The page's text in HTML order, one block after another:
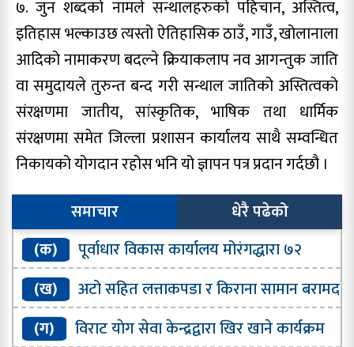
७. जुन शब्दको नामले सन्थालहरुको पहिचान, अस्तित्व,
इतिहास भल्काउछ त्यस्तो ऐतिहासिक ठाउँ, गाउँ, खोलानाला
आदिको नामाकरण बदल्ने क्रियाकलाप नव आगन्तुक जाति
वा समुदायले तुरुन्त बन्द गरी सन्थाल जातिको अस्तित्वको
संरक्षणमा जातीय, सांस्कृतिक, भाषिक तथा धार्मिक
संरक्षणमा समेत जिल्ला प्रशासन कार्यालय साथै सम्वन्धित
निकायको योगदान रहोस भनि यो ज्ञापन पत्र प्रदान गर्दछौ ।
समाचार
धेरै पढेको
(क)
पूर्वाधार विकास कार्यालय मोरंगद्धारा ७२
प्रतिशत भौतिक प्रगति
(ख)
अटो सहित लत्ताकपडा र किराना सामान बरामद
(ग)
विराट याेग सेवा केन्द्रद्वारा खिर खाने कार्यक्रम